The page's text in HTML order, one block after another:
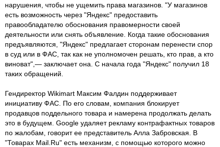
нарушения, чтобы не ущемить права магазинов. "У магазинов
есть возможность через "Яндекс" предоставить
правообладателю обоснования правомерности своей
деятельности или снять объявление. Когда такие обоснования
предъявляются, "Яндекс" предлагает сторонам перенести спор
в суд или в ФАС, так как не уполномочен решать, кто прав, а кто
виноват",— заключает она. С начала года "Яндекс" получил 18
таких обращений.
Гендиректор Wikimart Максим Фалдин поддерживает
инициативу ФАС. По его словам, компания блокирует
продавцов поддельного товара и намерена продолжать делать
это в будущем. Google удаляет рекламу контрафактных товаров
по жалобам, говорит ее представитель Алла Забровская. В
"Товарах Mail.Ru" есть механизм, с помощью которого можно